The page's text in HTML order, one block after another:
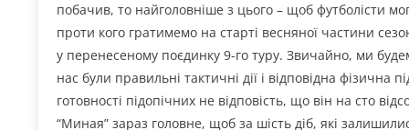
побачив, то найголовніше з цього – щоб футболісти
проти кого гратимемо на старті весняної частини
у перенесеному поєдинку 9-го туру. Звичайно, ми
нас були правильні тактичні дії і відповідна
готовності підопічних не відповість, що він на сто
“Миная” зараз головне, щоб за шість діб, які